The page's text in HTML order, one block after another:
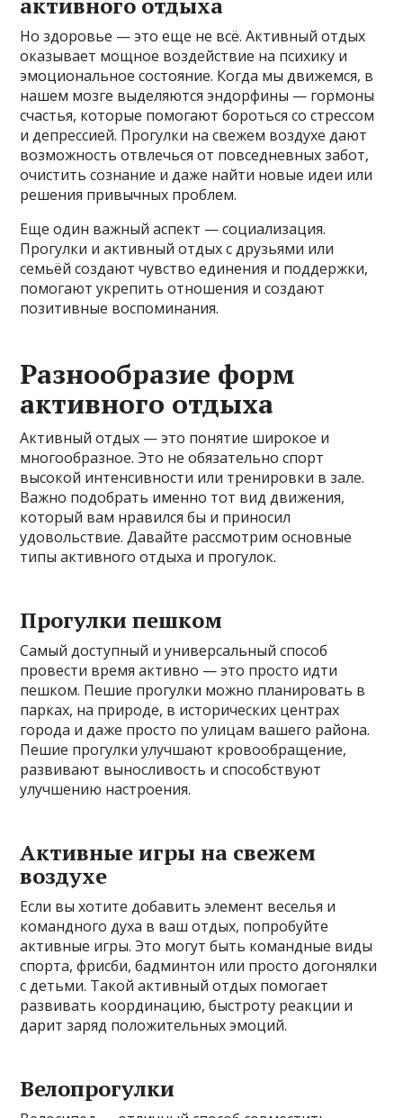
Но здоровье — это еще не всё. Активный отдых
оказывает мощное воздействие на психику и
эмоциональное состояние. Когда мы движемся, в
нашем мозге выделяются эндорфины — гормоны
счастья, которые помогают бороться со стрессом
и депрессией. Прогулки на свежем воздухе дают
возможность отвлечься от повседневных забот,
очистить сознание и даже найти новые идеи или
решения привычных проблем.
Еще один важный аспект — социализация.
Прогулки и активный отдых с друзьями или
семьёй создают чувство единения и поддержки,
помогают укрепить отношения и создают
позитивные воспоминания.
Разнообразие форм
активного отдыха
Активный отдых — это понятие широкое и
многообразное. Это не обязательно спорт
высокой интенсивности или тренировки в зале.
Важно подобрать именно тот вид движения,
который вам нравился бы и приносил
удовольствие. Давайте рассмотрим основные
типы активного отдыха и прогулок.
Прогулки пешком
Самый доступный и универсальный способ
провести время активно — это просто идти
пешком. Пешие прогулки можно планировать в
парках, на природе, в исторических центрах
города и даже просто по улицам вашего района.
Пешие прогулки улучшают кровообращение,
развивают выносливость и способствуют
улучшению настроения.
Активные игры на свежем
воздухе
Если вы хотите добавить элемент веселья и
командного духа в ваш отдых, попробуйте
активные игры. Это могут быть командные виды
спорта, фрисби, бадминтон или просто догонялки
с детьми. Такой активный отдых помогает
развивать координацию, быстроту реакции и
дарит заряд положительных эмоций.
Велопрогулки